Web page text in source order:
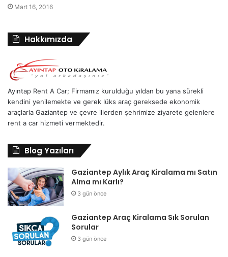
Mart 16, 2016
Hakkımızda
Ayıntap Rent A Car; Firmamız kurulduğu yıldan bu yana sürekli
kendini yenilemekte ve gerek lüks araç gereksede ekonomik
araçlarla Gaziantep ve çevre illerden şehrimize ziyarete gelenlere
rent a car hizmeti vermektedir.
Blog Yazıları
Gaziantep Aylık Araç Kiralama mı Satın
Alma mı Karlı?
3 gün önce
Gaziantep Araç Kiralama Sık Sorulan
Sorular
3 gün önce